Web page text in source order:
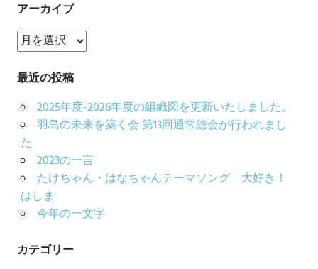
アーカイブ
ア
ー
カ
ブ
最近の投稿
2025年度-2026年度の組織図を更新いたしました。
羽島の未来を築く会 第13回通常総会が行われまし
た
2023の一言
たけちゃん・はなちゃんテーマソング 大好き！
はしま
今年の一文字
カテゴリー